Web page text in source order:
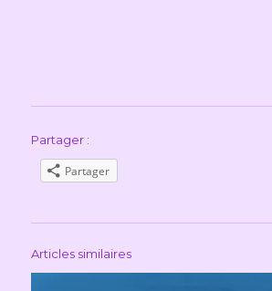
Partager :
Partager
Articles similaires